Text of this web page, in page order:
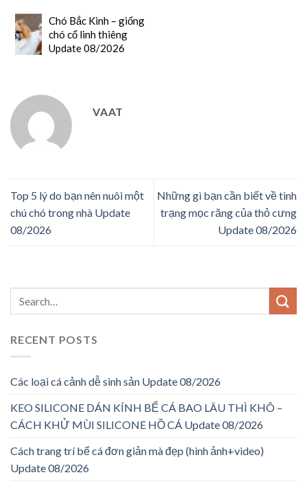
Chó Bắc Kinh – giống
chó cổ linh thiêng
Update 08/2026
VAAT
Top 5 lý do bạn nên nuôi một
chú chó trong nhà Update
08/2026
Những gì bạn cần biết về tình
trạng mọc răng của thỏ cưng
Update 08/2026
RECENT POSTS
Các loại cá cảnh dễ sinh sản Update 08/2026
KEO SILICONE DÁN KÍNH BỂ CÁ BAO LÂU THÌ KHÔ –
CÁCH KHỬ MÙI SILICONE HỒ CÁ Update 08/2026
Cách trang trí bể cá đơn giản mà đẹp (hình ảnh+video)
Update 08/2026